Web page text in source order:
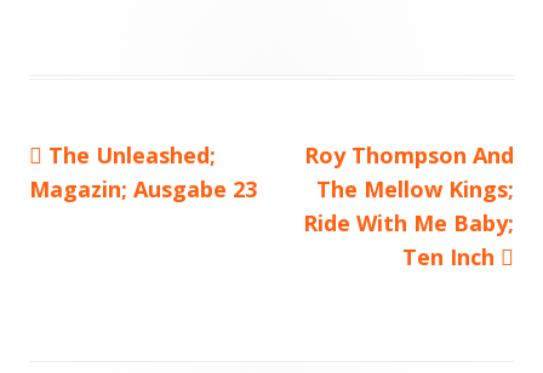
Beitragsnavigation
Vorheriger
Beitrag:
The Unleashed;
Magazin; Ausgabe 23
Nächster
Beitrag
Roy Thompson And
The Mellow Kings;
Ride With Me Baby;
Ten Inch